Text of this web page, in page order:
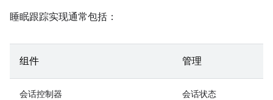
睡眠跟踪实现通常包括：
组件 管理
会话控制器
会话状态